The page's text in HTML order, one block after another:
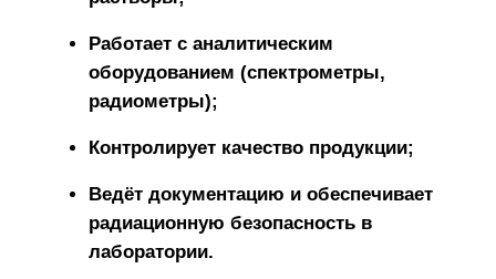
Работает с аналитическим
оборудованием (спектрометры,
радиометры);
Контролирует качество продукции;
Ведёт документацию и обеспечивает
радиационную безопасность в
лаборатории.